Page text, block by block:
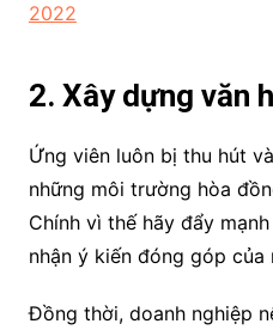
2022
2. Xây dựng văn
Ứng viên luôn bị thu hút
những môi trường hòa
Chính vì thế hãy đẩy
nhận ý kiến đóng góp của
Đồng thời, doanh nghiệp